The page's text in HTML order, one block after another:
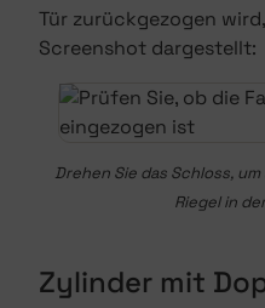
Tür zurückgezogen
Screenshot dargestellt:
Drehen Sie das Schloss,
Riegel in
Zylinder mit